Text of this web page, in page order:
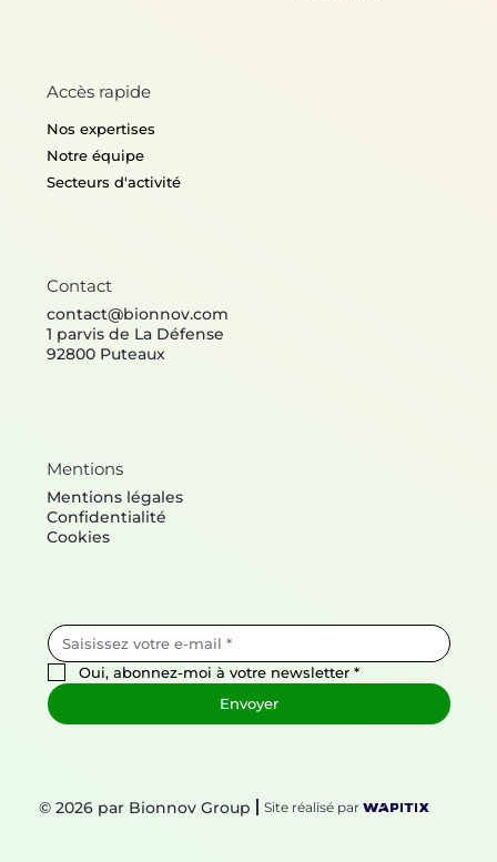
© 2026 par Bionnov Group Site réalisé par
Oui, abonnez-moi à votre newsletter *
Envoyer
Accès rapide
Nos expertises
Notre équipe
Secteurs d'activité
Contact
contact@bionnov.com
1 parvis de La Défense
92800 Puteaux
Mentions
Mentions légales
Confidentialité
Cookies